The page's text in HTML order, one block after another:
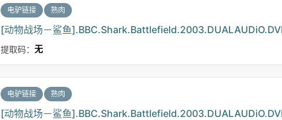
电驴链接 熟肉
[动物战场－鲨鱼
提取码： 无
电驴链接 熟肉
[动物战场－鲨鱼